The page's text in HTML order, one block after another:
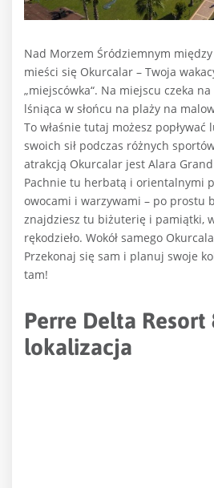
Nad Morzem Śródziemnym
mieści się Okurcalar – Twoja
„miejscówka“. Na miejscu czeka
lśniąca w słońcu na plaży na
To właśnie tutaj możesz popływać
swoich sił podczas różnych
atrakcją Okurcalar jest Alara
Pachnie tu herbatą i orientalnymi
owocami i warzywami – po prostu
znajdziesz tu biżuterię i pamiątki,
rękodzieło. Wokół samego
Przekonaj się sam i planuj swoje
tam!
Perre Delta Resort
lokalizacja